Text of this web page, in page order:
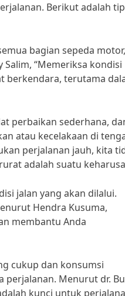
Berikut adalah
bagian sepeda motor,
“Memeriksa kondisi
berkendara, terutama
perbaikan sederhana,
atau kecelakaan di
perjalanan jauh, kita
adalah suatu
jalan yang akan dilalui.
Hendra Kusuma,
membantu Anda
cukup dan konsumsi
perjalanan. Menurut dr.
kunci untuk